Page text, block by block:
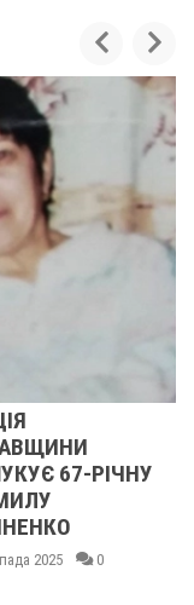
ОБЛАСТІ
14 листопада 2025